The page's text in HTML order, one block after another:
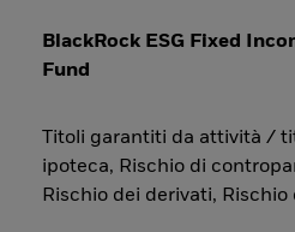
BlackRock ESG Fixed
Fund
Titoli garantiti da attività /
ipoteca, Rischio di
Rischio dei derivati,